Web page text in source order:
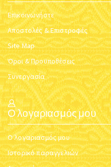
Επικοινωνήστε
Αποστολές & Επιστροφές
Site Map
Όροι & Προϋποθέσεις
Συνεργασία
Ο λογαριασμός μου
Ο λογαριασμός μου
Ιστορικό παραγγελιών